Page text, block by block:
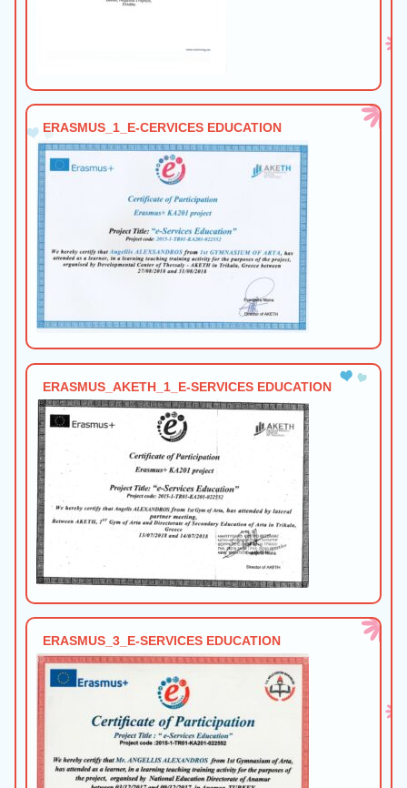
ERASMUS_1_E-CERVICES EDUCATION
ERASMUS_ΑΚΕΤΗ_1_E-SERVICES EDUCATION
ERASMUS_3_E-SERVICES EDUCATION